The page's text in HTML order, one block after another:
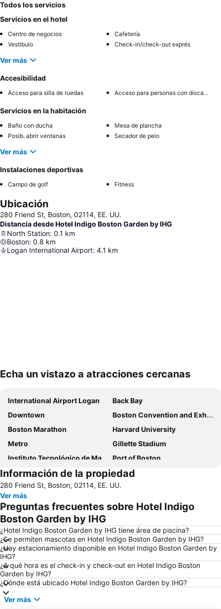
Todos los servicios
Servicios en el hotel
Centro de negocios
Cafetería
Vestibulo
Check-in/check-out exprés
Ver más
Accesibilidad
Acceso para silla de ruedas Acceso para personas con discapacidad
Servicios en la habitación
Baño con ducha
Mesa de plancha
Posib. abrir ventanas
Secador de pelo
Ver más
Instalaciones deportivas
Campo de golf Fitness
Ubicación
280 Friend St, Boston, 02114, EE. UU.
Distancia desde Hotel Indigo Boston Garden by IHG
North Station: 0.1 km
Boston: 0.8 km
Logan International Airport: 4.1 km
Echa un vistazo a atracciones cercanas
International Airport Logan
Back Bay
Downtown
Boston Convention and Exhibition Center
Boston Marathon
Harvard University
Metro
Gillette Stadium
Instituto Tecnológico de Massachusetts
Port of Boston
Faneuil Hall Marketplace and Quincy Market
Back Bay Station
Prudential Center
TD Banknorth Garden
South Station
Biblioteca Pública de Boston
Fenway Park
North End
Casa del estado (Ayuntamiento)
Beacon Hill
Comunado de Boston
Camino de la libertad
East Boston
Museo de Ciencia
South Boston
Museo de Bellas Artes
Brighton
Información de la propiedad
280 Friend St, Boston, 02114, EE. UU.
Ver más
Preguntas frecuentes sobre Hotel Indigo
Boston Garden by IHG
¿Hotel Indigo Boston Garden by IHG tiene área de piscina?
¿Se permiten mascotas en Hotel Indigo Boston Garden by IHG?
¿Hay estacionamiento disponible en Hotel Indigo Boston Garden by
IHG?
¿A qué hora es el check-in y check-out en Hotel Indigo Boston
Garden by IHG?
¿Dónde está ubicado Hotel Indigo Boston Garden by IHG?
Ver más